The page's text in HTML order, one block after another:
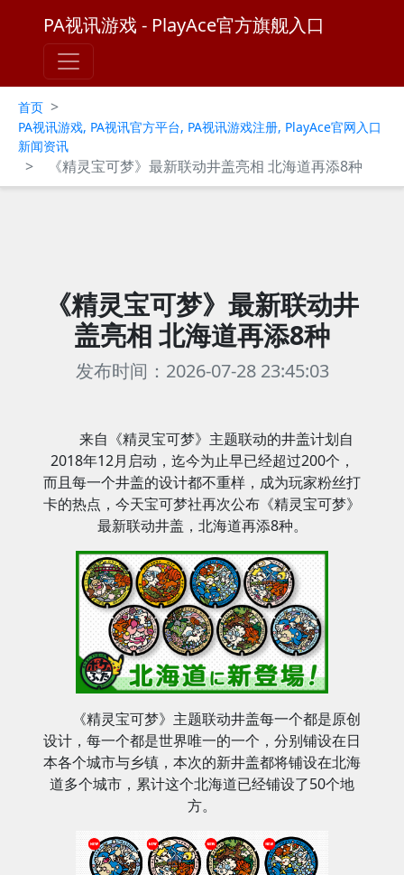
PA视讯游戏 - PlayAce官方旗舰入口
首页 >
PA视讯游戏, PA视讯官方平台, PA视讯游戏注册, PlayAce官网入口
新闻资讯
> 《精灵宝可梦》最新联动井盖亮相 北海道再添8种
《精灵宝可梦》最新联动井
盖亮相 北海道再添8种
发布时间：2026-07-28 23:45:03
来自《精灵宝可梦》主题联动的井盖计划自
2018年12月启动，迄今为止早已经超过200个，
而且每一个井盖的设计都不重样，成为玩家粉丝打
卡的热点，今天宝可梦社再次公布《精灵宝可梦》
最新联动井盖，北海道再添8种。
《精灵宝可梦》主题联动井盖每一个都是原创
设计，每一个都是世界唯一的一个，分别铺设在日
本各个城市与乡镇，本次的新井盖都将铺设在北海
道多个城市，累计这个北海道已经铺设了50个地
方。